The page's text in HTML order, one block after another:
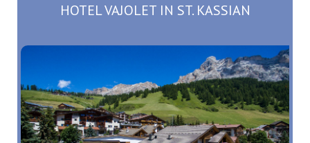
HOTEL VAJOLET IN ST. KASSIAN